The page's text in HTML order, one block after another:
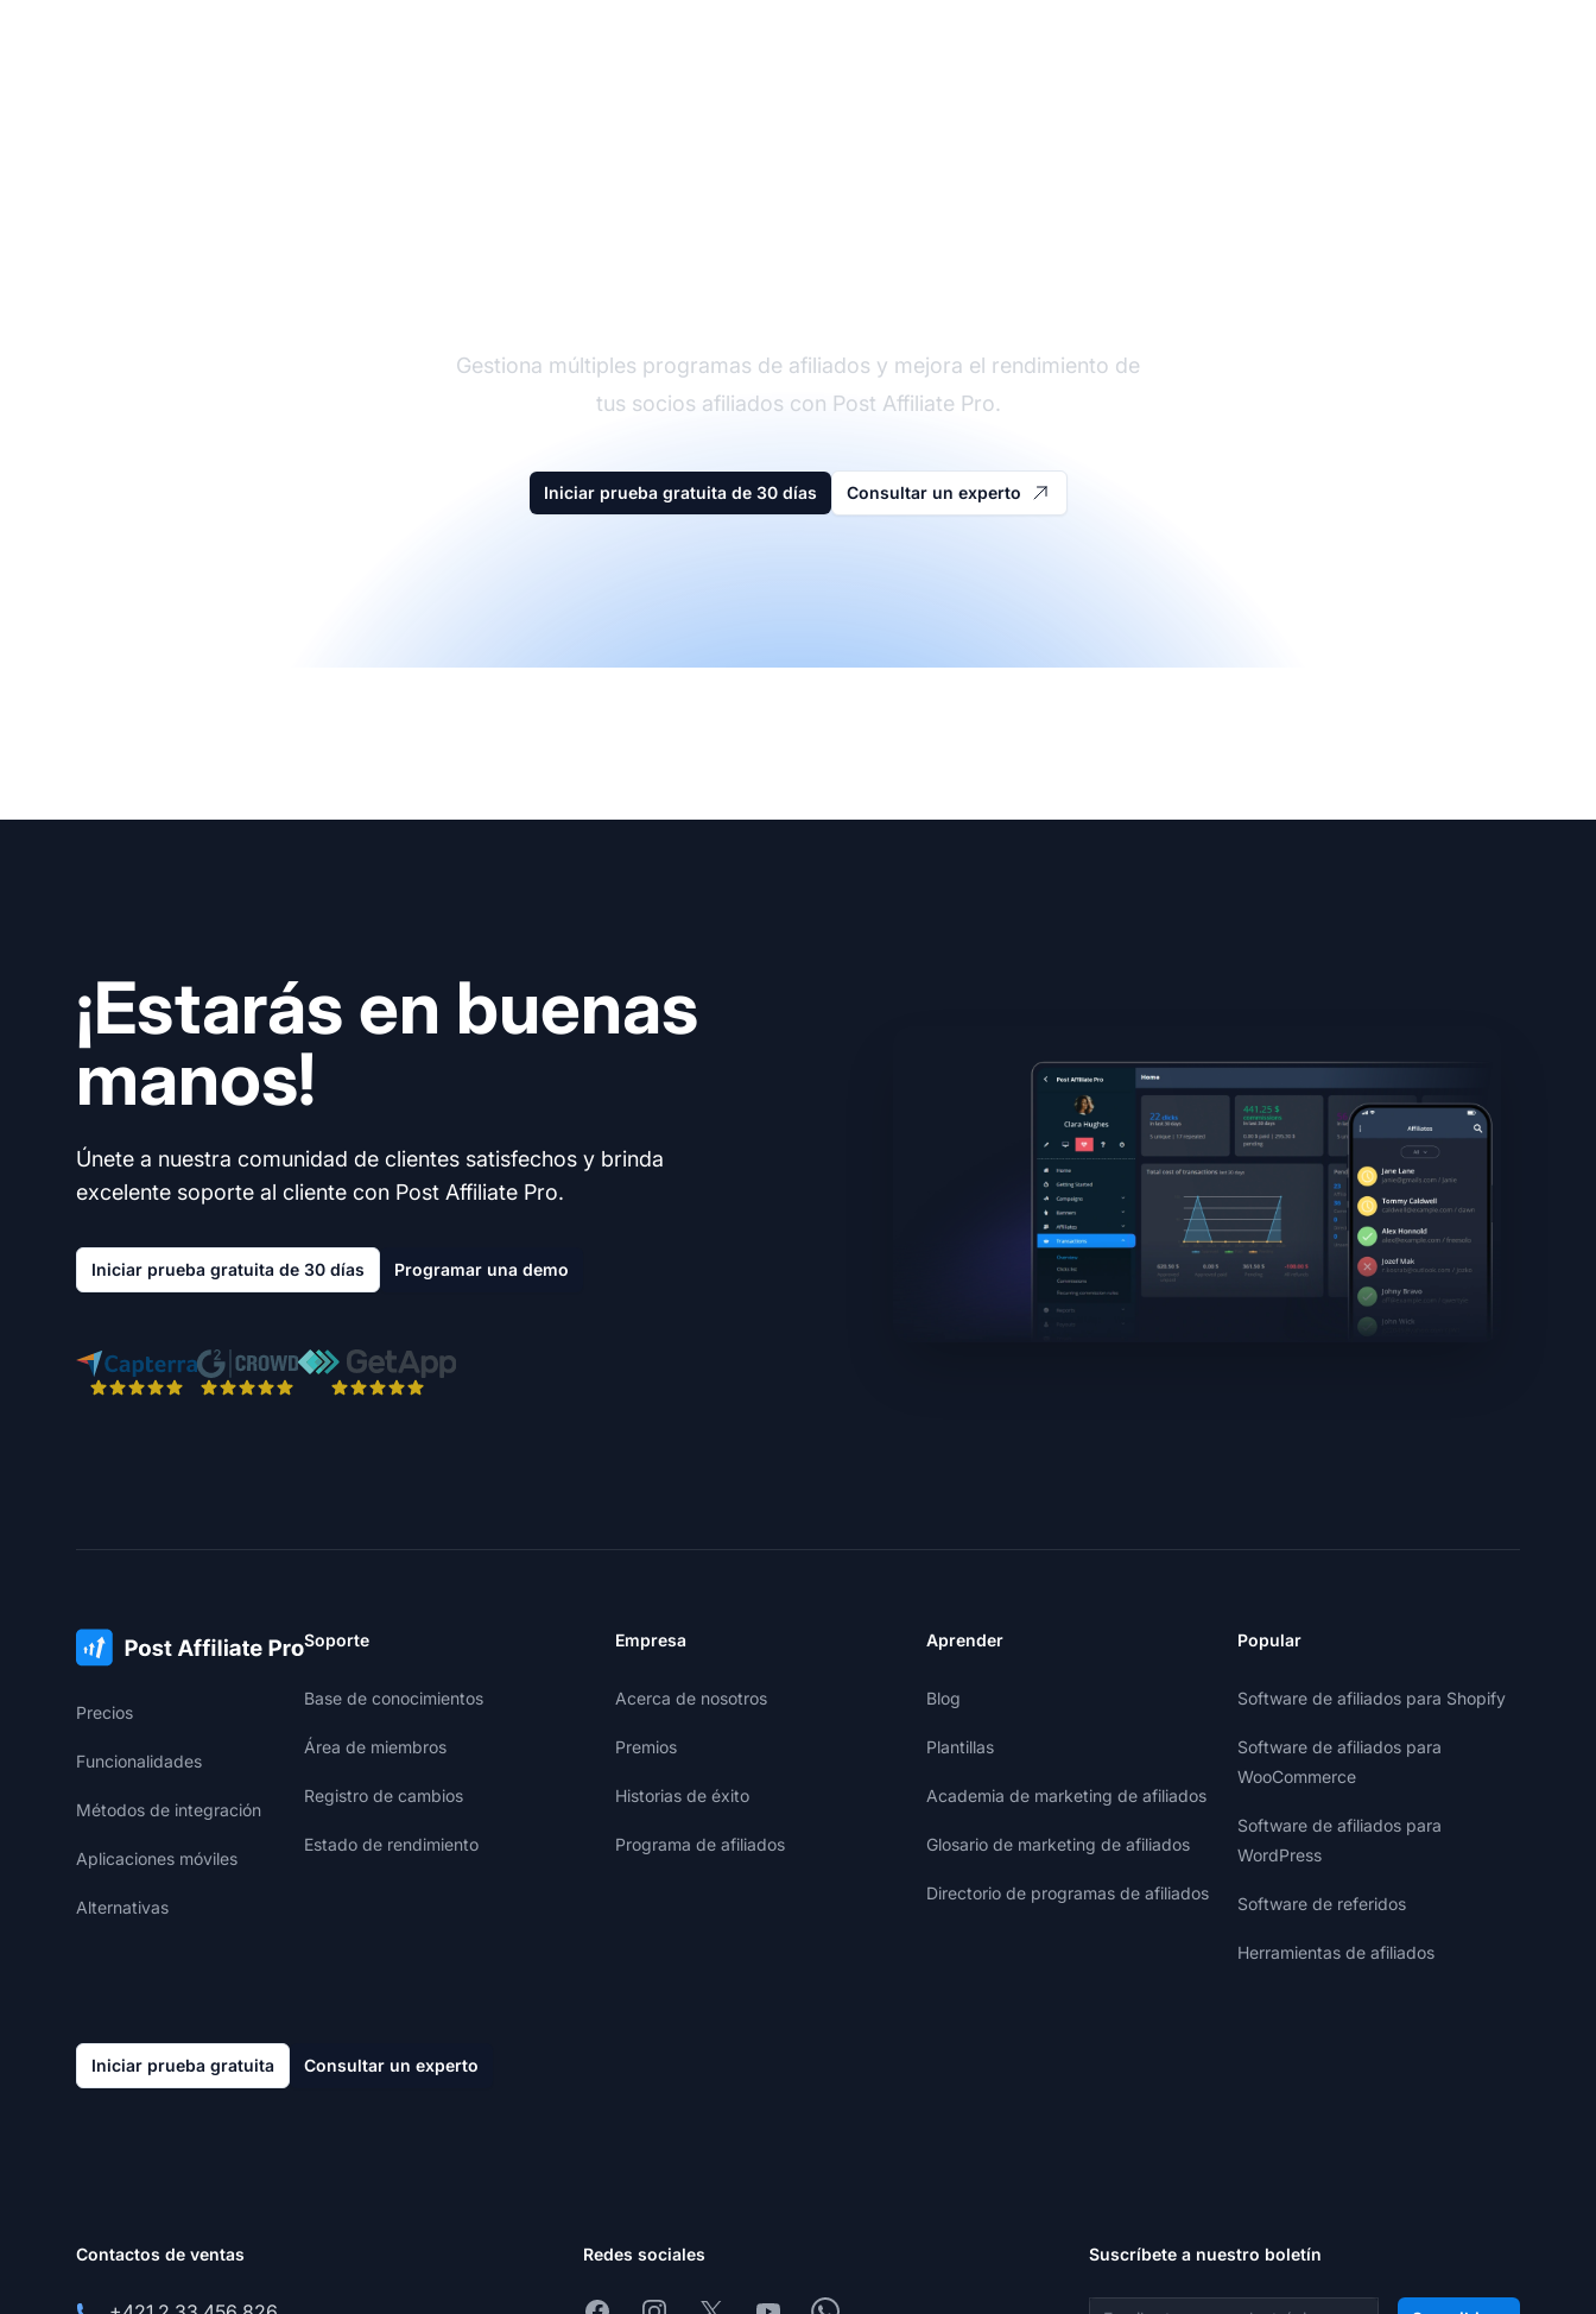
Gestiona múltiples programas de afiliados y mejora el rendimiento de
tus socios afiliados con Post Affiliate Pro.
Iniciar prueba gratuita de 30 días Consultar un experto
¡Estarás en buenas
manos!
Únete a nuestra comunidad de clientes satisfechos y brinda
excelente soporte al cliente con Post Affiliate Pro.
Iniciar prueba gratuita de 30 días Programar una demo
Precios
Funcionalidades
Métodos de integración
Aplicaciones móviles
Alternativas
Soporte
Base de conocimientos
Área de miembros
Registro de cambios
Estado de rendimiento
Empresa
Acerca de nosotros
Premios
Historias de éxito
Programa de afiliados
Aprender
Blog
Plantillas
Academia de marketing de afiliados
Glosario de marketing de afiliados
Directorio de programas de afiliados
Popular
Software de afiliados para Shopify
Software de afiliados para
WooCommerce
Software de afiliados para
WordPress
Software de referidos
Herramientas de afiliados
Iniciar prueba gratuita Consultar un experto
Contactos de ventas Redes sociales Suscríbete a nuestro boletín